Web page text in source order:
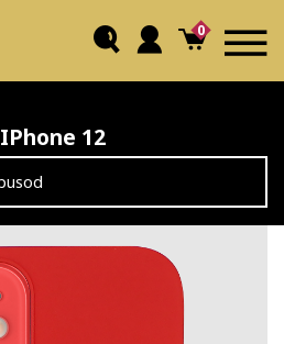
0
IPhone 12